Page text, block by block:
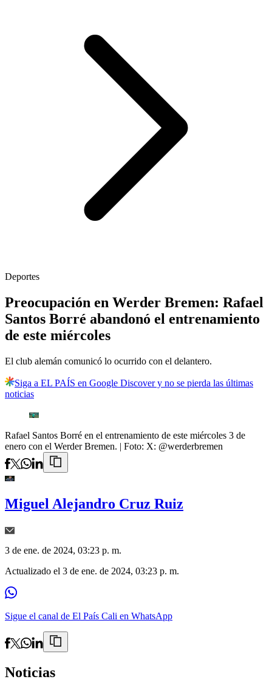
Deportes
Preocupación en Werder Bremen: Rafael
Santos Borré abandonó el entrenamiento
de este miércoles
El club alemán comunicó lo ocurrido con el delantero.
Siga a EL PAÍS en Google Discover y no se pierda las últimas
noticias
Rafael Santos Borré en el entrenamiento de este miércoles 3 de
enero con el Werder Bremen. | Foto: X: @werderbremen
Miguel Alejandro Cruz Ruiz
3 de ene. de 2024, 03:23 p. m.
Actualizado el 3 de ene. de 2024, 03:23 p. m.
Sigue el canal de El País Cali en WhatsApp
Noticias